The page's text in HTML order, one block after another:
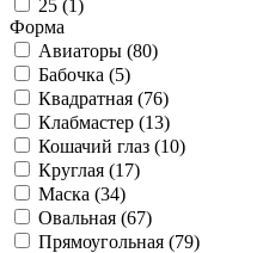
25 (1)
Форма
Авиаторы (80)
Бабочка (5)
Квадратная (76)
Клабмастер (13)
Кошачий глаз (10)
Круглая (17)
Маска (34)
Овальная (67)
Прямоугольная (79)